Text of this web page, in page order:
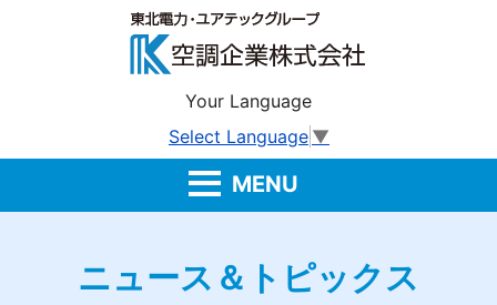
Your Language
Select Language ▼
MENU
ニュース＆トピックス